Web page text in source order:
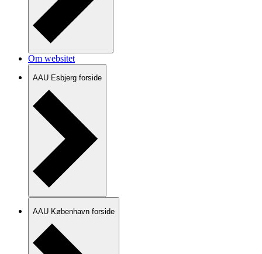
Om websitet
AAU Esbjerg forside
AAU København forside